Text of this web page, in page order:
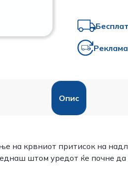
Опис
на крвниот притисок на
штом уредот ќе почне да